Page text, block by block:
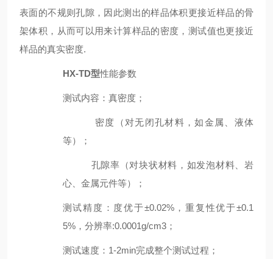
表面的不规则孔隙，因此测出的样品体积更接近样品的骨
架体积，从而可以用来计算样品的密度，测试值也更接近
样品的真实密度.
HX-TD型性能参数
测试内容 ： 真密度；
密度（对无闭孔材料，如金属、液体
等）；
孔隙率（对块状材料，如发泡材料、岩
心、金属元件等）；
测试精度 ： 度优于±0.02%，重复性优于±0.1
5%，分辨率:0.0001g/cm3；
测试速度： 1-2min完成整个测试过程；